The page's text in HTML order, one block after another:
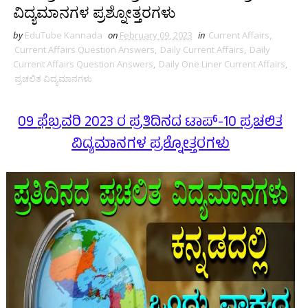
ವಿದ್ಯಮಾನಗಳ ಪ್ರಶ್ನೋತ್ತರಗಳು
by EduTube Kannada on February 09, 2023 in Current Affairs,
Current Affairs Question Answers, Daily Current Affairs, Daily
Current Affairs Question Answers, Daily One Liner Current Affairs,
ಪ್ರಚಲಿತ ವಿದ್ಯಮಾನಗಳು
09ಫೆಬ್ರವರಿ 2023 ರ ಪ್ರತಿದಿನದ ಟಾಪ್-10ಪ್ರಚಲಿತ
ವಿದ್ಯಮಾನಗಳ ಪ್ರಶ್ನೋತ್ತರಗಳು